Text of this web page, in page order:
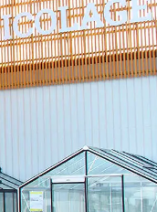
Led 8W 900lm
IP44 blanc 50cm +
2P+T
ARLUX série
18W